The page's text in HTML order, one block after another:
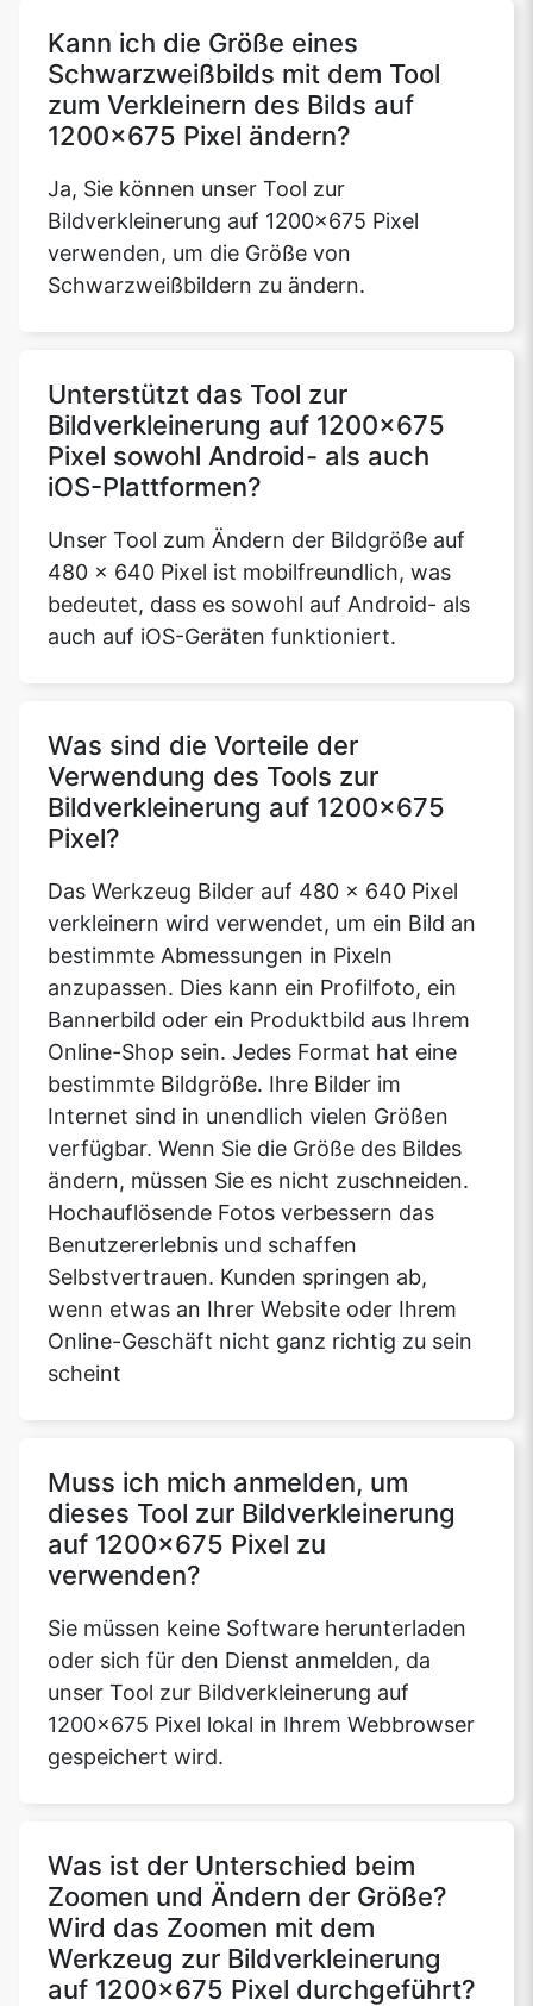
Copy Link
Kann ich die Größe eines
Schwarzweißbilds mit dem Tool
zum Verkleinern des Bilds auf
1200x675 Pixel ändern?
Ja, Sie können unser Tool zur
Bildverkleinerung auf 1200x675 Pixel
verwenden, um die Größe von
Schwarzweißbildern zu ändern.
Unterstützt das Tool zur
Bildverkleinerung auf 1200x675
Pixel sowohl Android- als auch
iOS-Plattformen?
Unser Tool zum Ändern der Bildgröße auf
480 x 640 Pixel ist mobilfreundlich, was
bedeutet, dass es sowohl auf Android- als
auch auf iOS-Geräten funktioniert.
Was sind die Vorteile der
Verwendung des Tools zur
Bildverkleinerung auf 1200x675
Pixel?
Das Werkzeug Bilder auf 480 x 640 Pixel
verkleinern wird verwendet, um ein Bild an
bestimmte Abmessungen in Pixeln
anzupassen. Dies kann ein Profilfoto, ein
Bannerbild oder ein Produktbild aus Ihrem
Online-Shop sein. Jedes Format hat eine
bestimmte Bildgröße. Ihre Bilder im
Internet sind in unendlich vielen Größen
verfügbar. Wenn Sie die Größe des Bildes
ändern, müssen Sie es nicht zuschneiden.
Hochauflösende Fotos verbessern das
Benutzererlebnis und schaffen
Selbstvertrauen. Kunden springen ab,
wenn etwas an Ihrer Website oder Ihrem
Online-Geschäft nicht ganz richtig zu sein
scheint
Muss ich mich anmelden, um
dieses Tool zur Bildverkleinerung
auf 1200x675 Pixel zu
verwenden?
Sie müssen keine Software herunterladen
oder sich für den Dienst anmelden, da
unser Tool zur Bildverkleinerung auf
1200x675 Pixel lokal in Ihrem Webbrowser
gespeichert wird.
Was ist der Unterschied beim
Zoomen und Ändern der Größe?
Wird das Zoomen mit dem
Werkzeug zur Bildverkleinerung
auf 1200x675 Pixel durchgeführt?